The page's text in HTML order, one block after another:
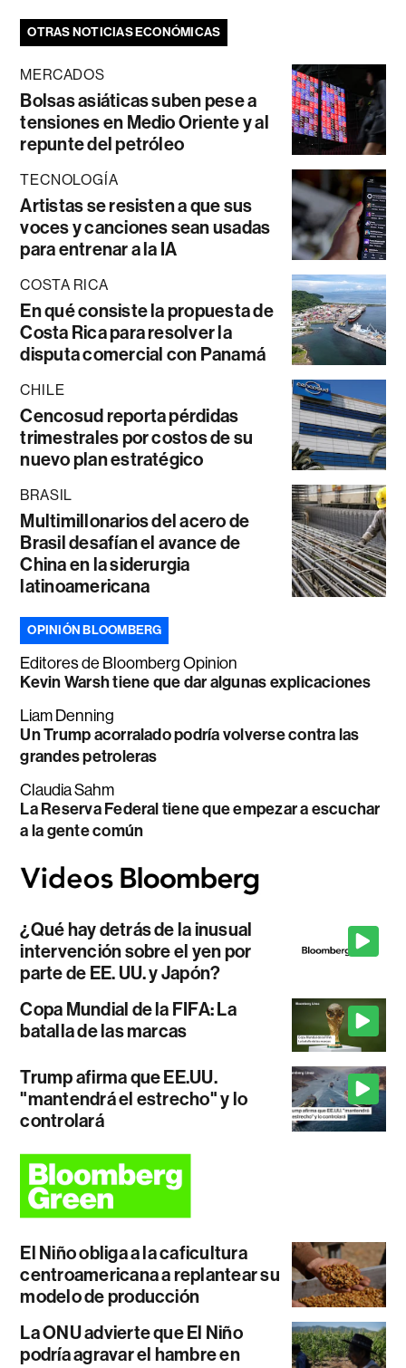
OTRAS NOTICIAS ECONÓMICAS
MERCADOS
Bolsas asiáticas suben pese a
tensiones en Medio Oriente y al
repunte del petróleo
TECNOLOGÍA
Artistas se resisten a que sus
voces y canciones sean usadas
para entrenar a la IA
COSTA RICA
En qué consiste la propuesta de
Costa Rica para resolver la
disputa comercial con Panamá
CHILE
Cencosud reporta pérdidas
trimestrales por costos de su
nuevo plan estratégico
BRASIL
Multimillonarios del acero de
Brasil desafían el avance de
China en la siderurgia
latinoamericana
OPINIÓN BLOOMBERG
Editores de Bloomberg Opinion
Kevin Warsh tiene que dar algunas explicaciones
Liam Denning
Un Trump acorralado podría volverse contra las
grandes petroleras
Claudia Sahm
La Reserva Federal tiene que empezar a escuchar
a la gente común
¿Qué hay detrás de la inusual
intervención sobre el yen por
parte de EE. UU. y Japón?
Copa Mundial de la FIFA: La
batalla de las marcas
Trump afirma que EE.UU.
"mantendrá el estrecho" y lo
controlará
El Niño obliga a la caficultura
centroamericana a replantear su
modelo de producción
La ONU advierte que El Niño
podría agravar el hambre en